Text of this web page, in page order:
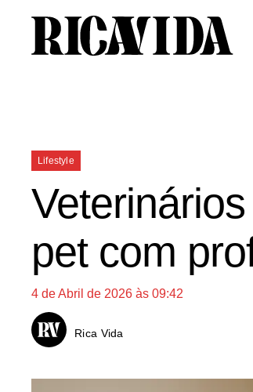
Categorias
Lifestyle
pet com
4 de Abril de 2026 às 09:42
Rica Vida